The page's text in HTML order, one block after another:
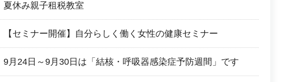
夏休み親子租税教室
【セミナー開催】自分らしく働く女性の健康セミナー
9月24日～9月30日は「結核・呼吸器感染症予防週間」です